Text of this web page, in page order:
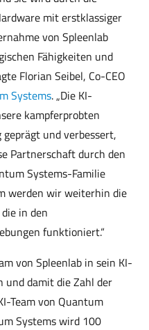
mit erstklassiger
von Spleenlab
Fähigkeiten und
Florian Seibel, Co-CEO
Systems. „Die KI-
kampferprobten
und verbessert,
Partnerschaft durch den
Systems-Familie
werden wir weiterhin die
in den
funktioniert.“
von Spleenlab in sein KI-
und damit die Zahl der
Team von Quantum
Systems wird 100